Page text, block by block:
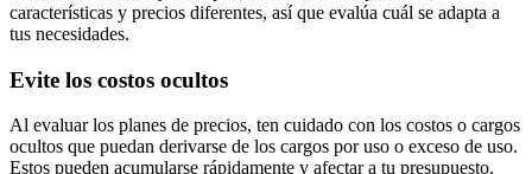
características y precios diferentes, así que evalúa cuál se adapta a
tus necesidades.
Evite los costos ocultos
Al evaluar los planes de precios, ten cuidado con los costos o cargos
ocultos que puedan derivarse de los cargos por uso o exceso de uso.
Estos pueden acumularse rápidamente y afectar a tu presupuesto.